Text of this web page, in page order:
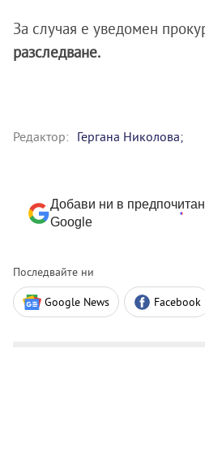
За случая е уведомен
разследване.
Редактор: Гергана Николова;
Добави ни в
Google
Последвайте ни
Google News Facebook